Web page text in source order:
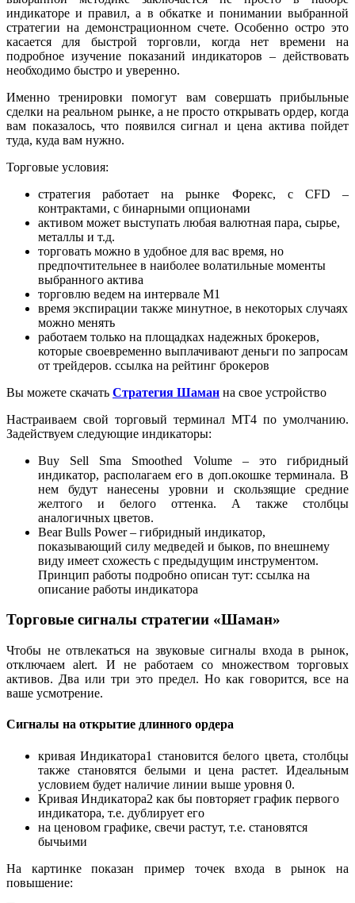
индикаторе и правил, а в обкатке и понимании выбранной
стратегии на демонстрационном счете. Особенно остро это
касается для быстрой торговли, когда нет времени на
подробное изучение показаний индикаторов – действовать
необходимо быстро и уверенно.
Именно тренировки помогут вам совершать прибыльные
сделки на реальном рынке, а не просто открывать ордер, когда
вам показалось, что появился сигнал и цена актива пойдет
туда, куда вам нужно.
Торговые условия:
стратегия работает на рынке Форекс, с CFD –
контрактами, с бинарными опционами
активом может выступать любая валютная пара, сырье,
металлы и т.д.
торговать можно в удобное для вас время, но
предпочтительнее в наиболее волатильные моменты
выбранного актива
торговлю ведем на интервале М1
время экспирации также минутное, в некоторых случаях
можно менять
работаем только на площадках надежных брокеров,
которые своевременно выплачивают деньги по запросам
от трейдеров. ссылка на рейтинг брокеров
Вы можете скачать Стратегия Шаман на свое устройство
Настраиваем свой торговый терминал МТ4 по умолчанию.
Задействуем следующие индикаторы:
Buy Sell Sma Smoothed Volume – это гибридный
индикатор, располагаем его в доп.окошке терминала. В
нем будут нанесены уровни и скользящие средние
желтого и белого оттенка. А также столбцы
аналогичных цветов.
Bear Bulls Power – гибридный индикатор,
показывающий силу медведей и быков, по внешнему
виду имеет схожесть с предыдущим инструментом.
Принцип работы подробно описан тут: ссылка на
описание работы индикатора
Торговые сигналы стратегии «Шаман»
Чтобы не отвлекаться на звуковые сигналы входа в рынок,
отключаем alert. И не работаем со множеством торговых
активов. Два или три это предел. Но как говорится, все на
ваше усмотрение.
Сигналы на открытие длинного ордера
кривая Индикатора1 становится белого цвета, столбцы
также становятся белыми и цена растет. Идеальным
условием будет наличие линии выше уровня 0.
Кривая Индикатора2 как бы повторяет график первого
индикатора, т.е. дублирует его
на ценовом графике, свечи растут, т.е. становятся
бычьими
На картинке показан пример точек входа в рынок на
повышение: